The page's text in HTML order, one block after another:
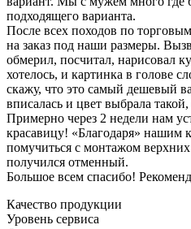
подходящего варианта.
После всех походов по
на заказ под наши размеры.
обмерил, посчитал, нарисовал
хотелось, и картинка в голове
скажу, что это самый дешевый
вписалась и цвет выбрала
Примерно через 2 недели нам
красавицу! «Благодаря»
помучиться с монтажом
получился отменный.
Большое всем спасибо!
Качество продукции
Уровень сервиса